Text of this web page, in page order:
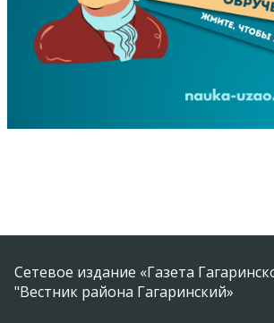
Сетевое издание «Газета
"Вестник района Гагаринский»